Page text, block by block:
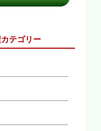
テゴリー